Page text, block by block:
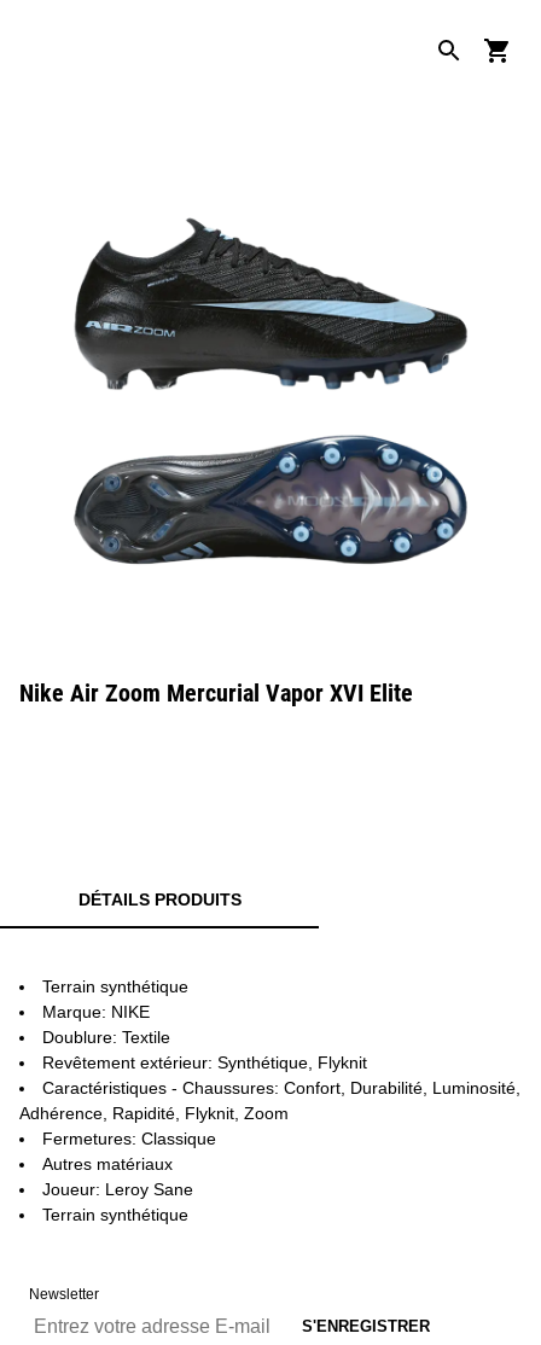
Nike Air Zoom Mercurial Vapor XVI Elite
DÉTAILS PRODUITS
Terrain synthétique
Marque: NIKE
Doublure: Textile
Revêtement extérieur: Synthétique, Flyknit
Caractéristiques - Chaussures: Confort, Durabilité, Luminosité,
Adhérence, Rapidité, Flyknit, Zoom
Fermetures: Classique
Autres matériaux
Joueur: Leroy Sane
Terrain synthétique
Newsletter